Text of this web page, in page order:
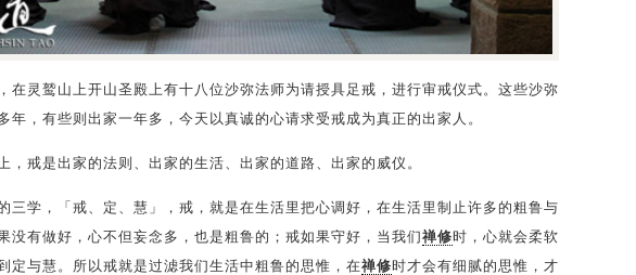
在灵鹫山上开山圣殿上有十八位沙弥法师为请授具足戒，进行审戒仪式。这些沙弥
年，有些则出家一年多，今天以真诚的心请求受戒成为真正的出家人。
，戒是出家的法则、出家的生活、出家的道路、出家的威仪。
三学，「戒、定、慧」，戒，就是在生活里把心调好，在生活里制止许多的粗鲁与
没有做好，心不但妄念多，也是粗鲁的；戒如果守好，当我们禅修时，心就会柔软
定与慧。所以戒就是过滤我们生活中粗鲁的思惟，在禅修时才会有细腻的思惟，才